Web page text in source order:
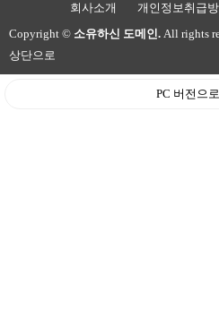
회사소개 개인정보취급
Copyright © 소유하신 도메인. All rights
상단으로
PC 버전으